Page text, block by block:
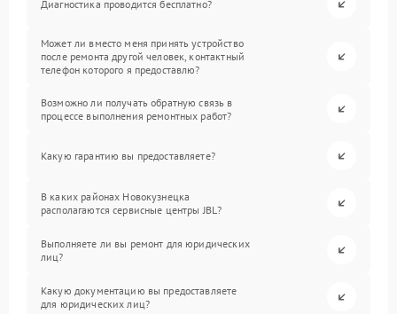
Диагностика проводится бесплатно?
Может ли вместо меня принять устройство
после ремонта другой человек, контактный
телефон которого я предоставлю?
Возможно ли получать обратную связь в
процессе выполнения ремонтных работ?
Какую гарантию вы предоставляете?
В каких районах Новокузнецка
располагаются сервисные центры JBL?
Выполняете ли вы ремонт для юридических
лиц?
Какую документацию вы предоставляете
для юридических лиц?